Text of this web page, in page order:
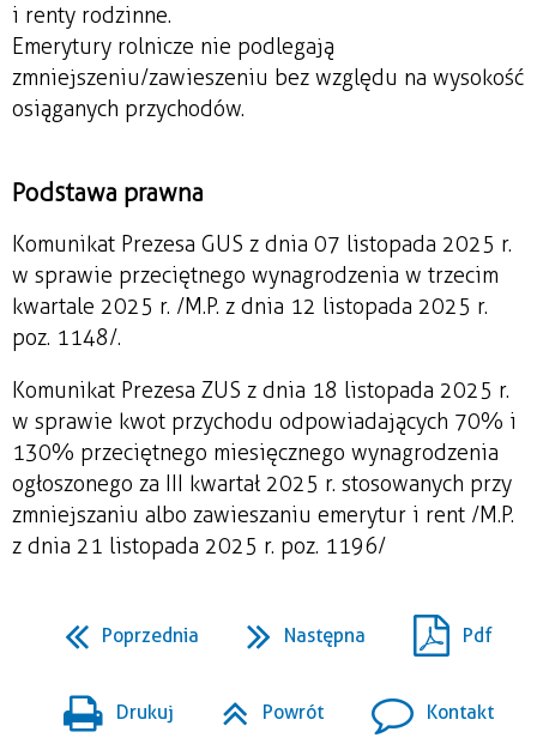
i renty rodzinne.
Emerytury rolnicze nie podlegają
zmniejszeniu/zawieszeniu bez względu na wysokość
osiąganych przychodów.
Podstawa prawna
Komunikat Prezesa GUS z dnia 07 listopada 2025 r.
w sprawie przeciętnego wynagrodzenia w trzecim
kwartale 2025 r. /M.P. z dnia 12 listopada 2025 r.
poz. 1148/.
Komunikat Prezesa ZUS z dnia 18 listopada 2025 r.
w sprawie kwot przychodu odpowiadających 70% i
130% przeciętnego miesięcznego wynagrodzenia
ogłoszonego za III kwartał 2025 r. stosowanych przy
zmniejszaniu albo zawieszaniu emerytur i rent /M.P.
z dnia 21 listopada 2025 r. poz. 1196/
Poprzednia Następna Pdf
Drukuj Powrót Kontakt